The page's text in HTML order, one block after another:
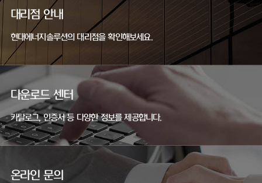
대리점 안내
현대에너지솔루션의 대리점을 확인해보세요.
다운로드 센터
카탈로그, 인증서 등 다양한 정보를 제공합니다.
온라인 문의